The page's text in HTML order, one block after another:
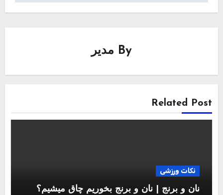
By مدیر
Related Post
نکات ورزشی
نان و برنج | نان و برنج بخوریم چاق میشیم؟